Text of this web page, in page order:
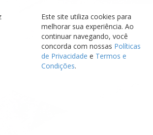
Este site utiliza cookies para
melhorar sua experiência. Ao
continuar navegando, você
concorda com nossas Políticas
de Privacidade e Termos e
Condições.